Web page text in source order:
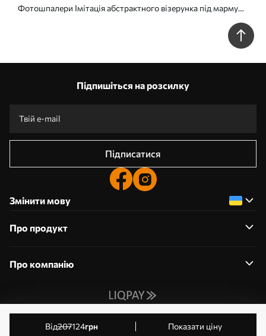
від207124грн Показати ціну
Фотошпалери Імітація абстрактного візерунка під мармур
Підпишіться на розсилку
Підписатися
Змінити мову
Про продукт
Про компанію
Редагування дозволів на файли cookie